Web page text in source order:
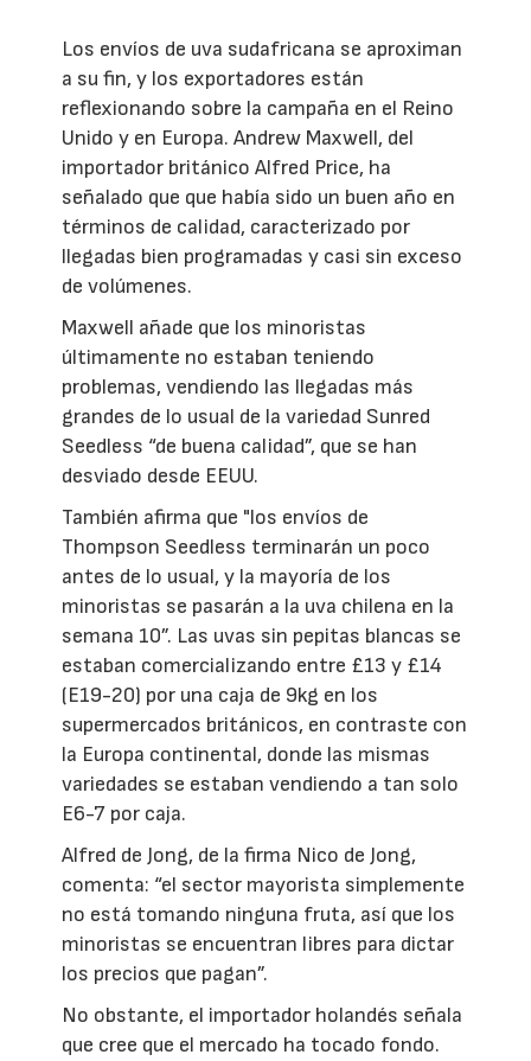
Los envíos de uva sudafricana se aproximan
a su fin, y los exportadores están
reflexionando sobre la campaña en el Reino
Unido y en Europa. Andrew Maxwell, del
importador británico Alfred Price, ha
señalado que que había sido un buen año en
términos de calidad, caracterizado por
llegadas bien programadas y casi sin exceso
de volúmenes.
Maxwell añade que los minoristas
últimamente no estaban teniendo
problemas, vendiendo las llegadas más
grandes de lo usual de la variedad Sunred
Seedless “de buena calidad”, que se han
desviado desde EEUU.
También afirma que "los envíos de
Thompson Seedless terminarán un poco
antes de lo usual, y la mayoría de los
minoristas se pasarán a la uva chilena en la
semana 10”. Las uvas sin pepitas blancas se
estaban comercializando entre £13 y £14
(E19-20) por una caja de 9kg en los
supermercados británicos, en contraste con
la Europa continental, donde las mismas
variedades se estaban vendiendo a tan solo
E6-7 por caja.
Alfred de Jong, de la firma Nico de Jong,
comenta: “el sector mayorista simplemente
no está tomando ninguna fruta, así que los
minoristas se encuentran libres para dictar
los precios que pagan”.
No obstante, el importador holandés señala
que cree que el mercado ha tocado fondo.